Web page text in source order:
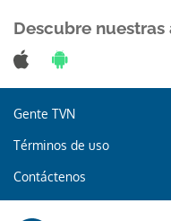
Descubre nuestras
Gente TVN
Términos de uso
Contáctenos